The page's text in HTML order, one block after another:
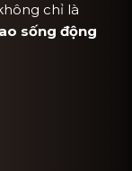
chỉ là
sống động